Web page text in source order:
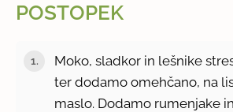
POSTOPEK
Moko, sladkor in lešnike
ter dodamo omehčano, na
maslo. Dodamo rumenjake